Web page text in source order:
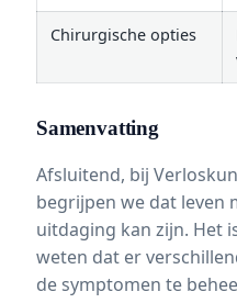
Chirurgische opties
Samenvatting
Afsluitend, bij
begrijpen we dat leven
uitdaging kan zijn. Het
weten dat er
de symptomen te